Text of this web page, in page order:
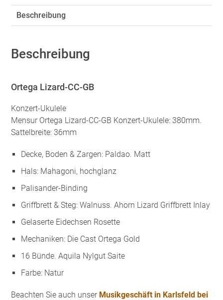
Beschreibung
Beschreibung
Ortega Lizard-CC-GB
Konzert-Ukulele
Mensur Ortega Lizard-CC-GB Konzert-Ukulele: 380mm.
Sattelbreite: 36mm
Decke, Boden & Zargen: Paldao. Matt
Hals: Mahagoni, hochglanz
Palisander-Binding
Griffbrett & Steg: Walnuss. Ahorn Lizard Griffbrett Inlay
Gelaserte Eidechsen Rosette
Mechaniken: Die Cast Ortega Gold
16 Bünde. Aquila Nylgut Saite
Farbe: Natur
Beachten Sie auch unser Musikgeschäft in Karlsfeld bei